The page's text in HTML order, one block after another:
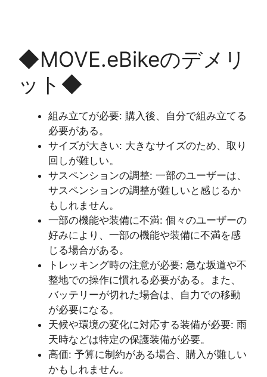
◆MOVE.eBikeのデメリ
ット◆
組み立てが必要: 購入後、自分で組み立てる
必要がある。
サイズが大きい: 大きなサイズのため、取り
回しが難しい。
サスペンションの調整: 一部のユーザーは、
サスペンションの調整が難しいと感じるか
もしれません。
一部の機能や装備に不満: 個々のユーザーの
好みにより、一部の機能や装備に不満を感
じる場合がある。
トレッキング時の注意が必要: 急な坂道や不
整地での操作に慣れる必要がある。また、
バッテリーが切れた場合は、自力での移動
が必要になる。
天候や環境の変化に対応する装備が必要: 雨
天時などは特定の保護装備が必要。
高価: 予算に制約がある場合、購入が難しい
かもしれません。